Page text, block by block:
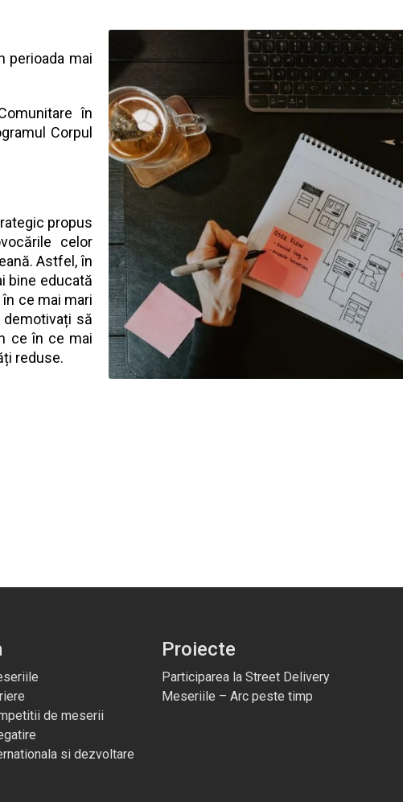
perioada mai
în
Corpul
propus
celor
Astfel, în
bine educată
ce mai mari
să
ce în ce mai
reduse.
de meserii
si dezvoltare
Proiecte
Participarea la Street Delivery
Meseriile – Arc peste timp